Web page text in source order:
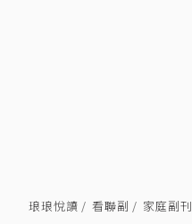
琅琅悅讀 看聯副 家庭副刊